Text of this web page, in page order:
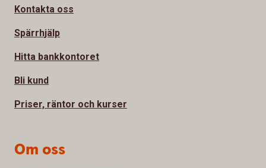
Kontakta oss
Spärrhjälp
Hitta bankkontoret
Bli kund
Priser, räntor och kurser
Om oss